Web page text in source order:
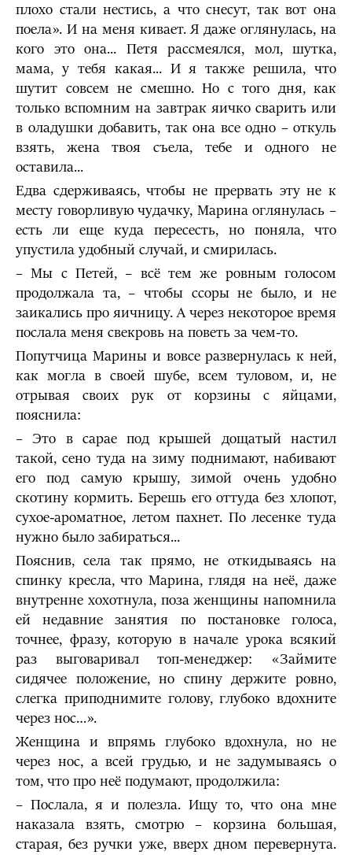
плохо стали нестись, а что снесут, так вот она
поела». И на меня кивает. Я даже оглянулась, на
кого это она... Петя рассмеялся, мол, шутка,
мама, у тебя какая... И я также решила, что
шутит совсем не смешно. Но с того дня, как
только вспомним на завтрак яичко сварить или
в оладушки добавить, так она все одно – откуль
взять, жена твоя съела, тебе и одного не
оставила...
Едва сдерживаясь, чтобы не прервать эту не к
месту говорливую чудачку, Марина оглянулась –
есть ли еще куда пересесть, но поняла, что
упустила удобный случай, и смирилась.
– Мы с Петей, – всё тем же ровным голосом
продолжала та, – чтобы ссоры не было, и не
заикались про яичницу. А через некоторое время
послала меня свекровь на поветь за чем-то.
Попутчица Марины и вовсе развернулась к ней,
как могла в своей шубе, всем туловом, и, не
отрывая своих рук от корзины с яйцами,
пояснила:
– Это в сарае под крышей дощатый настил
такой, сено туда на зиму поднимают, набивают
его под самую крышу, зимой очень удобно
скотину кормить. Берешь его оттуда без хлопот,
сухое-ароматное, летом пахнет. По лесенке туда
нужно было забираться...
Пояснив, села так прямо, не откидываясь на
спинку кресла, что Марина, глядя на неё, даже
внутренне хохотнула, поза женщины напомнила
ей недавние занятия по постановке голоса,
точнее, фразу, которую в начале урока всякий
раз выговаривал топ-менеджер: «Займите
сидячее положение, но спину держите ровно,
слегка приподнимите голову, глубоко вдохните
через нос…».
Женщина и впрямь глубоко вдохнула, но не
через нос, а всей грудью, и не задумываясь о
том, что про неё подумают, продолжила:
– Послала, я и полезла. Ищу то, что она мне
наказала взять, смотрю – корзина большая,
старая, без ручки уже, вверх дном перевернута.